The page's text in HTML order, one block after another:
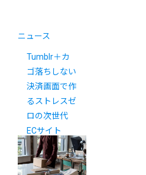
ニュース
Tumblr＋カ
ゴ落ちしない
決済画面で作
るストレスゼ
ロの次世代
ECサイト